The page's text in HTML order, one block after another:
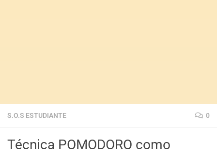
S.O.S ESTUDIANTE 0
Técnica POMODORO como